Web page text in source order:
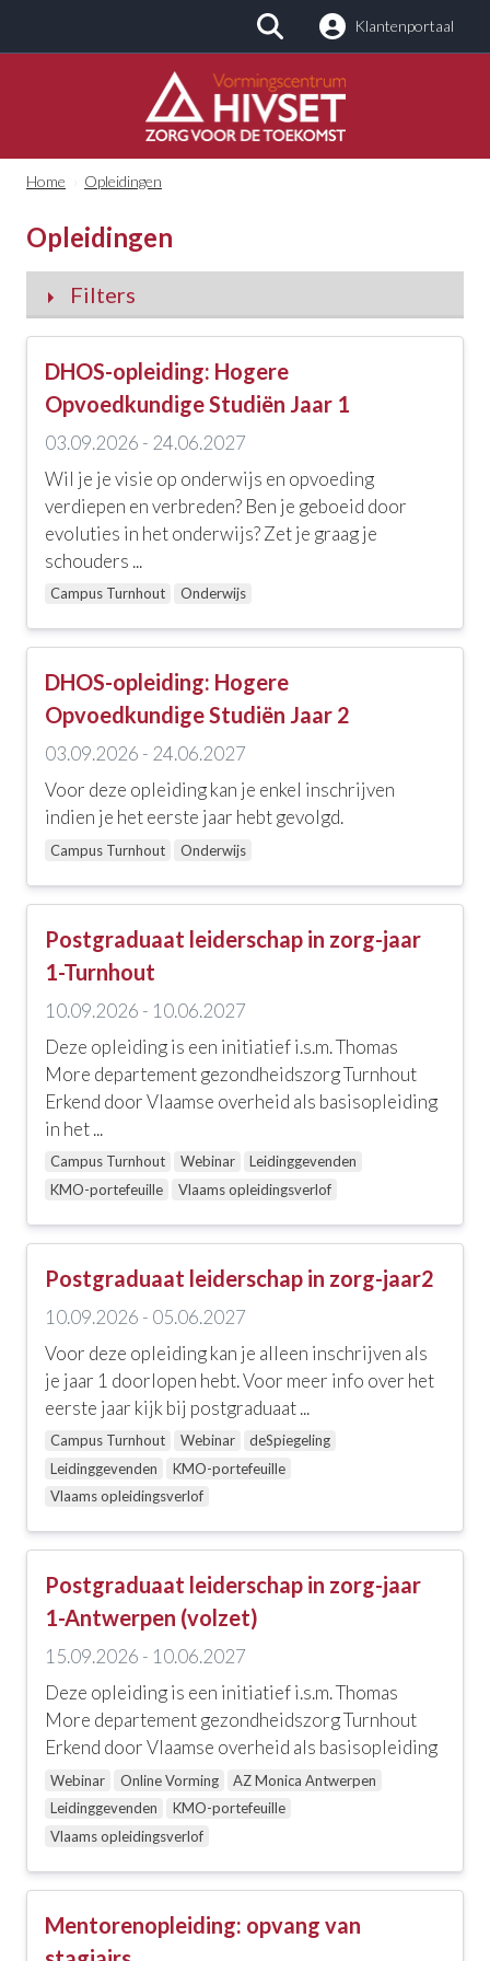
Zoeken Klantenportaal
Home Opleidingen
Opleidingen
Filters
Alle categorieën
Kinderopvang en -zorg
Ethiek, zingeving en religie
Geestelijke gezondheidszorg
Zelfzorg en welbevinden
Communicatie, coaching, loopbaanbegeleiding en
Interculturaliteit, meertaligheid en diversiteit
Onderwijs
Ouderenzorg
Zorgtechniek, wondzorg en andere skills
EHBO en levensreddend handelen
Palliatieve zorgen
Alle doelgroepen
Andere zorg- en hulpverleners
Begeleiders van kinderen
Leidinggevenden
Onderwijs
Verpleegkundigen
Verpleegkundigen (Basis, GBV)
Zorgkundigen
Locatie
Alle locaties
AZ Monica Antwerpen
Campus Turnhout
Online Vorming
Webinar
Andere
Alle opties
KMO-portefeuille
Vlaams opleidingsverlof
DHOS-opleiding: Hogere
Opvoedkundige Studiën Jaar 1
03.09.2026 - 24.06.2027
Wil je je visie op onderwijs en opvoeding
verdiepen en verbreden? Ben je geboeid door
evoluties in het onderwijs? Zet je graag je
schouders ...
Campus Turnhout Onderwijs
DHOS-opleiding: Hogere
Opvoedkundige Studiën Jaar 2
03.09.2026 - 24.06.2027
Voor deze opleiding kan je enkel inschrijven
indien je het eerste jaar hebt gevolgd.
Campus Turnhout Onderwijs
Postgraduaat leiderschap in zorg-jaar
1-Turnhout
10.09.2026 - 10.06.2027
Deze opleiding is een initiatief i.s.m. Thomas
More departement gezondheidszorg Turnhout
Erkend door Vlaamse overheid als basisopleiding
in het ...
Campus Turnhout Webinar
Leidinggevenden
KMO-portefeuille
Vlaams opleidingsverlof
Postgraduaat leiderschap in zorg-jaar2
10.09.2026 - 05.06.2027
Voor deze opleiding kan je alleen inschrijven als
je jaar 1 doorlopen hebt. Voor meer info over het
eerste jaar kijk bij postgraduaat ...
Campus Turnhout Webinar
deSpiegeling
Leidinggevenden
KMO-portefeuille
Vlaams opleidingsverlof
Postgraduaat leiderschap in zorg-jaar
1-Antwerpen (volzet)
15.09.2026 - 10.06.2027
Deze opleiding is een initiatief i.s.m. Thomas
More departement gezondheidszorg Turnhout
Erkend door Vlaamse overheid als basisopleiding
Webinar Online Vorming
AZ Monica Antwerpen
Leidinggevenden
KMO-portefeuille
Vlaams opleidingsverlof
Mentorenopleiding: opvang van